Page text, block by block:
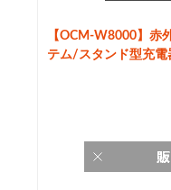
【OCM-W8000】赤
テム/スタンド型充電